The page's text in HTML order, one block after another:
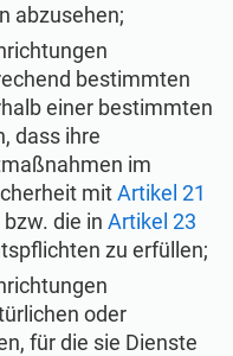
abzusehen;
bestimmten
einer bestimmten
dass ihre
im
mitArtikel 21
die in Artikel 23
zu erfüllen;
oder
für die sie Dienste